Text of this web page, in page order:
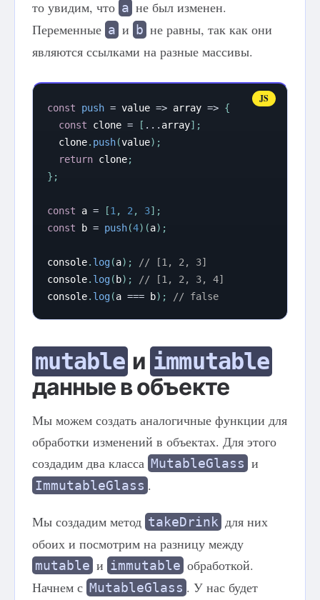
то увидим, что a не был изменен.
Переменные a и b не равны, так как они
являются ссылками на разные массивы.
const push = value => array => {
const clone = [ ... array] ;
  clone
. push(value) ;
return clone;
} ;
const a = [1 , 2 , 3] ;
const b = push(4) (a) ;
console. log(a) ;
// [1, 2, 3]
console. log( b) ;
// [1, 2, 3, 4]
console. log(a === b) ; // false
mutable и immutable
данные в объекте
Мы можем создать аналогичные функции для
обработки изменений в объектах. Для этого
создадим два класса MutableGlass и
ImmutableGlass .
Мы создадим метод takeDrink для них
обоих и посмотрим на разницу между
mutable и immutable обработкой.
Начнем с MutableGlass . У нас будет